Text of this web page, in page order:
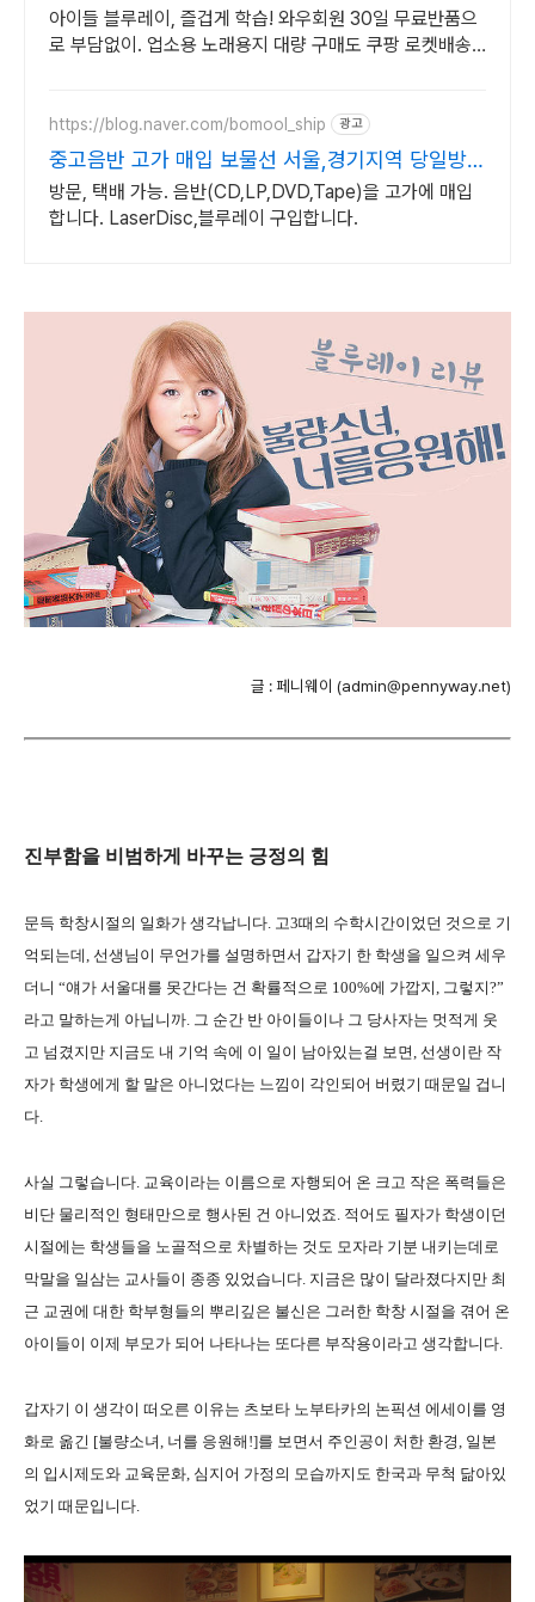
아이들 블루레이, 즐겁게 학습! 와우회원 30일 무료반품으
로 부담없이. 업소용 노래용지 대량 구매도 쿠팡 로켓배송
https://blog.naver.com/bomool_ship 광고
중고음반 고가 매입 보물선 서울,경기지역 당일방문
가능
방문, 택배 가능. 음반(CD,LP,DVD,Tape)을 고가에 매입
합니다. LaserDisc,블루레이 구입합니다.
글 : 페니웨이 (admin@pennyway.net)
진부함을 비범하게 바꾸는 긍정의 힘
문득 학창시절의 일화가 생각납니다. 고3때의 수학시간이었던 것으로 기
억되는데, 선생님이 무언가를 설명하면서 갑자기 한 학생을 일으켜 세우
더니 “얘가 서울대를 못간다는 건 확률적으로 100%에 가깝지, 그렇지?”
라고 말하는게 아닙니까. 그 순간 반 아이들이나 그 당사자는 멋적게 웃
고 넘겼지만 지금도 내 기억 속에 이 일이 남아있는걸 보면, 선생이란 작
자가 학생에게 할 말은 아니었다는 느낌이 각인되어 버렸기 때문일 겁니
다.
사실 그렇습니다. 교육이라는 이름으로 자행되어 온 크고 작은 폭력들은
비단 물리적인 형태만으로 행사된 건 아니었죠. 적어도 필자가 학생이던
시절에는 학생들을 노골적으로 차별하는 것도 모자라 기분 내키는데로
막말을 일삼는 교사들이 종종 있었습니다. 지금은 많이 달라졌다지만 최
근 교권에 대한 학부형들의 뿌리깊은 불신은 그러한 학창 시절을 겪어 온
아이들이 이제 부모가 되어 나타나는 또다른 부작용이라고 생각합니다.
갑자기 이 생각이 떠오른 이유는 츠보타 노부타카의 논픽션 에세이를 영
화로 옮긴 [불량소녀, 너를 응원해!]를 보면서 주인공이 처한 환경, 일본
의 입시제도와 교육문화, 심지어 가정의 모습까지도 한국과 무척 닮아있
었기 때문입니다.